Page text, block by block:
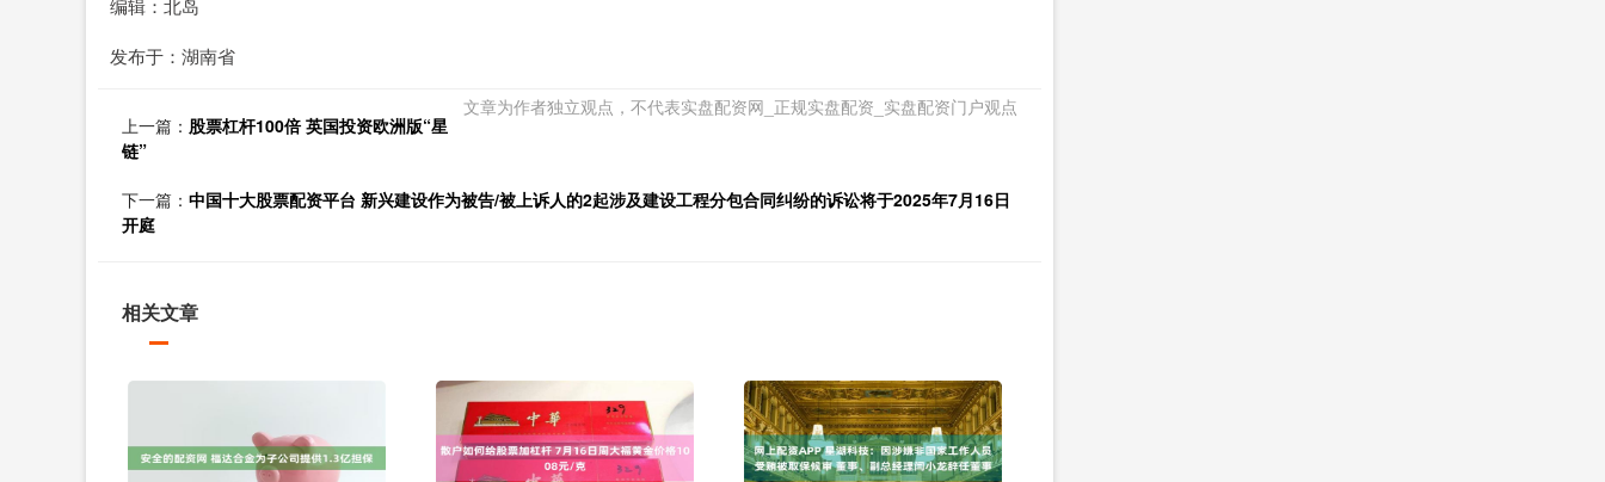
编辑：北岛
发布于：湖南省
文章为作者独立观点，不代表实盘配资网_正规实盘配资_实盘配资门户观点
上一篇： 股票杠杆100倍 英国投资欧洲版“星
链”
下一篇： 中国十大股票配资平台 新兴建设作为被告/被上诉人的2起涉及建设工程分包合同纠纷的诉讼将于2025年7月16日
开庭
相关文章